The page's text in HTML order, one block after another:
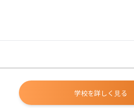
学校を詳しく見る